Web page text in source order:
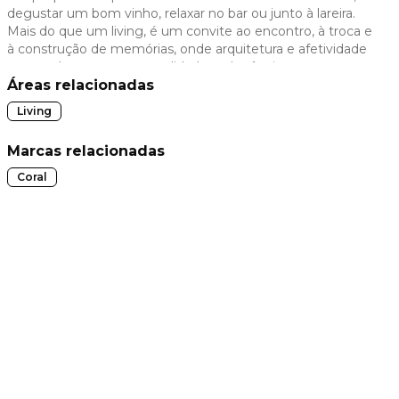
slide
slide
degustar um bom vinho, relaxar no bar ou junto à lareira.
Mais do que um living, é um convite ao encontro, à troca e
à construção de memórias, onde arquitetura e afetividade
se entrelaçam com naturalidade e elegância.
Áreas relacionadas
Living
Marcas relacionadas
Coral